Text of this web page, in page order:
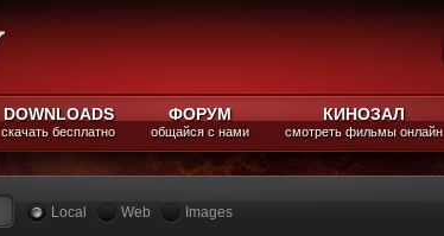
DOWNLOADS
скачать бесплатно
ФОРУМ
общайся с нами
КИНОЗАЛ
смотреть фильмы онлайн
Local Web Images